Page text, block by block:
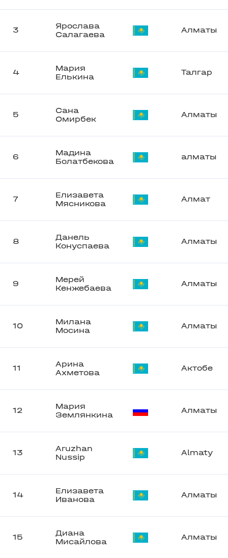
3
Ярослава
Салагаева
Алматы
4
Мария
Елькина
Талгар
5
Сана
Омирбек
Алматы
6
Мадина
Болатбекова
алматы
7
Елизавета
Мясникова
Алмат
8
Данель
Конуспаева
Алматы
9
Мерей
Кенжебаева
Алматы
10
Милана
Мосина
Алматы
11
Арина
Ахметова
Актобе
12
Мария
Землянкина
Алматы
13
Aruzhan
Nussip
Almaty
14
Елизавета
Иванова
Алматы
15
Диана
Мисайлова
Алматы